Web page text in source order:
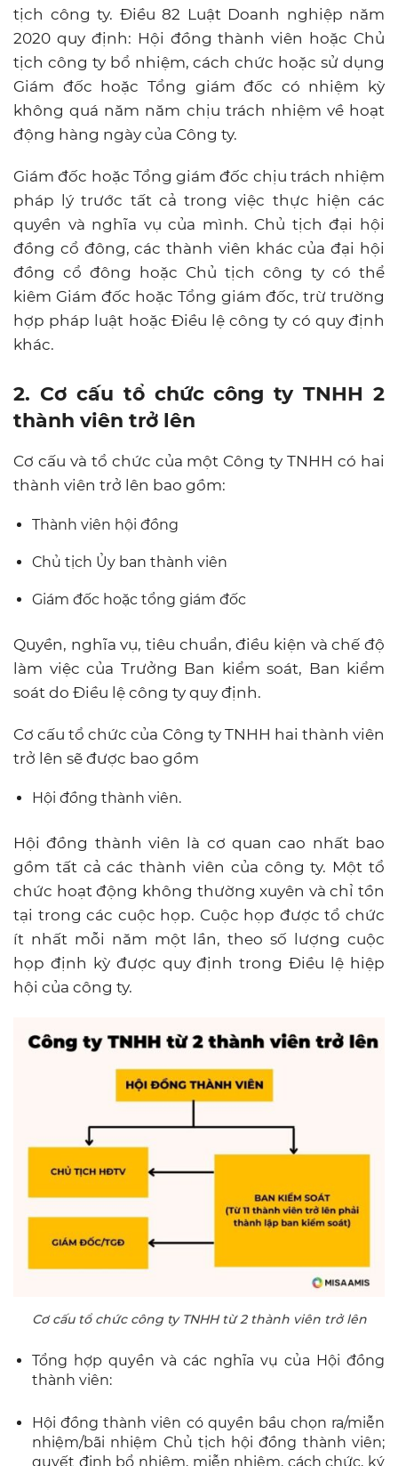
tịch công ty. Điều 82 Luật Doanh nghiệp năm
2020 quy định: Hội đồng thành viên hoặc Chủ
tịch công ty bổ nhiệm, cách chức hoặc sử dụng
Giám đốc hoặc Tổng giám đốc có nhiệm kỳ
không quá năm năm chịu trách nhiệm về hoạt
động hàng ngày của Công ty.
Giám đốc hoặc Tổng giám đốc chịu trách nhiệm
pháp lý trước tất cả trong việc thực hiện các
quyền và nghĩa vụ của mình. Chủ tịch đại hội
đồng cổ đông, các thành viên khác của đại hội
đồng cổ đông hoặc Chủ tịch công ty có thể
kiêm Giám đốc hoặc Tổng giám đốc, trừ trường
hợp pháp luật hoặc Điều lệ công ty có quy định
khác.
2. Cơ cấu tổ chức công ty TNHH 2
thành viên trở lên
Cơ cấu và tổ chức của một Công ty TNHH có hai
thành viên trở lên bao gồm:
Thành viên hội đồng
Chủ tịch Ủy ban thành viên
Giám đốc hoặc tổng giám đốc
Quyền, nghĩa vụ, tiêu chuẩn, điều kiện và chế độ
làm việc của Trưởng Ban kiểm soát, Ban kiểm
soát do Điều lệ công ty quy định.
Cơ cấu tổ chức của Công ty TNHH hai thành viên
trở lên sẽ được bao gồm
Hội đồng thành viên.
Hội đồng thành viên là cơ quan cao nhất bao
gồm tất cả các thành viên của công ty. Một tổ
chức hoạt động không thường xuyên và chỉ tồn
tại trong các cuộc họp. Cuộc họp được tổ chức
ít nhất mỗi năm một lần, theo số lượng cuộc
họp định kỳ được quy định trong Điều lệ hiệp
hội của công ty.
Cơ cấu tổ chức công ty TNHH từ 2 thành viên trở lên
Tổng hợp quyền và các nghĩa vụ của Hội đồng
thành viên:
Hội đồng thành viên có quyền bầu chọn ra/miễn
nhiệm/bãi nhiệm Chủ tịch hội đồng thành viên;
quyết định bổ nhiệm, miễn nhiệm, cách chức, ký